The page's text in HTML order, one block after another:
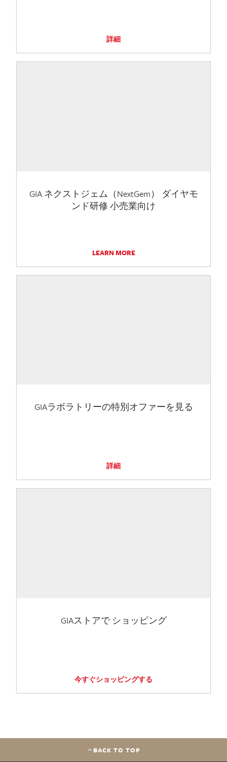
詳細
GIA ネクストジェム（NextGem） ダイヤモ
ンド研修 小売業向け
LEARN MORE
GIAラボラトリーの特別オファーを見る
詳細
GIAストアで ショッピング
今すぐショッピングする
BACK TO TOP